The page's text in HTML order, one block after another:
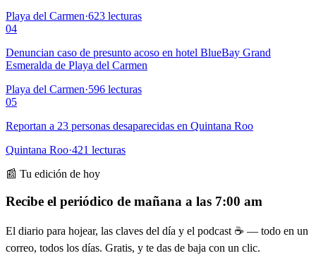
Playa del Carmen·623 lecturas
04
Denuncian caso de presunto acoso en hotel BlueBay Grand
Esmeralda de Playa del Carmen
Playa del Carmen·596 lecturas
05
Reportan a 23 personas desaparecidas en Quintana Roo
Quintana Roo·421 lecturas
📰 Tu edición de hoy
Recibe el periódico de mañana a las 7:00 am
El diario para hojear, las claves del día y el podcast ☕ — todo en un
correo, todos los días. Gratis, y te das de baja con un clic.